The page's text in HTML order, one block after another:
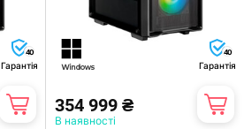
40
Гарантія
40
Гарантія
354 999 ₴
В наявності